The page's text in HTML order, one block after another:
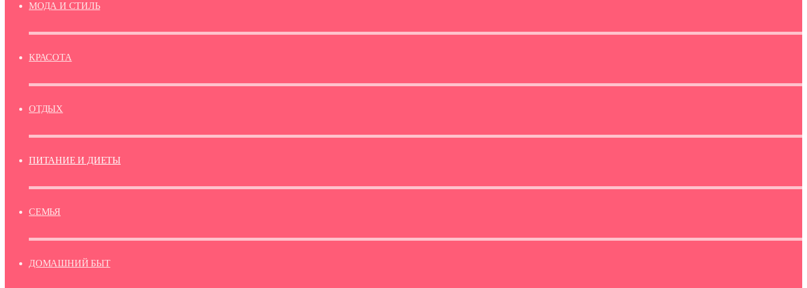
МОДА И СТИЛЬ
КРАСОТА
ОТДЫХ
ПИТАНИЕ И ДИЕТЫ
СЕМЬЯ
ДОМАШНИЙ БЫТ